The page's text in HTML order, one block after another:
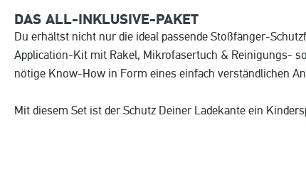
DAS ALL-INKLUSIVE-PAKET
Du erhältst nicht nur die ideal passende Stoßfänger-
Application-Kit mit Rakel, Mikrofasertuch & Reinigungs-
nötige Know-How in Form eines einfach verständlichen
Mit diesem Set ist der Schutz Deiner Ladekante ein